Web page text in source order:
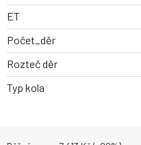
ET
Počet_děr
Rozteč děr
Typ kola